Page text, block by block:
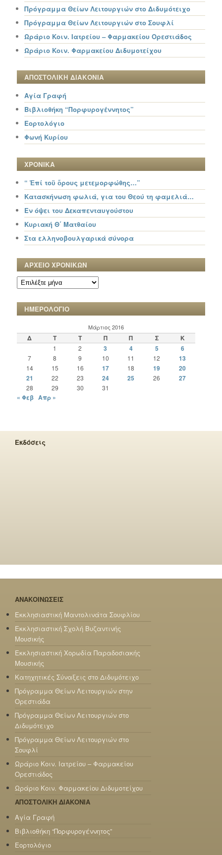
Πρόγραμμα Θείων Λειτουργιών στο Διδυμότειχο
Πρόγραμμα Θείων Λειτουργιών στο Σουφλί
Ωράριο Κοιν. Ιατρείου – Φαρμακείου Ορεστιάδος
Ωράριο Κοιν. Φαρμακείου Διδυμοτείχου
ΑΠΟΣΤΟΛΙΚΗ ΔΙΑΚΟΝΙΑ
Αγία Γραφή
Βιβλιοθήκη “Πορφυρογέννητος”
Εορτολόγιο
Φωνή Κυρίου
ΧΡΟΝΙΚΑ
“ Ἐπί τοῦ ὄρους μετεμορφώθης…”
Κατασκήνωση φωλιά, για του Θεού τη φαμελιά…
Εν όψει του Δεκαπενταυγούστου
Κυριακή Θ΄ Ματθαίου
Στα ελληνοβουλγαρικά σύνορα
ΑΡΧΕΙΟ ΧΡΟΝΙΚΩΝ
ΑΡΧΕΙΟ
ΧΡΟΝΙΚΩΝ
ΗΜΕΡΟΛΟΓΙΟ
Μάρτιος 2016
Δ Τ Τ Π Π Σ Κ
1 2 3 4 5 6
7 8 9 10 11 12 13
14 15 16 17 18 19
20
21
22 23 24 25 26 27
28 29 30 31
« Φεβ Απρ »
Εκδόσεις
ΑΝΑΚΟΙΝΩΣΕΙΣ
Εκκλησιαστική Μαντολινάτα Σουφλίου
Εκκλησιαστική Σχολή Βυζαντινής
Μουσικής
Εκκλησιαστική Χορωδία Παραδοσιακής
Μουσικής
Κατηχητικές Σύναξεις στο Διδυμότειχο
Πρόγραμμα Θείων Λειτουργιών στην
Ορεστιάδα
Πρόγραμμα Θείων Λειτουργιών στο
Διδυμότειχο
Πρόγραμμα Θείων Λειτουργιών στο
Σουφλί
Ωράριο Κοιν. Ιατρείου – Φαρμακείου
Ορεστιάδος
Ωράριο Κοιν. Φαρμακείου Διδυμοτείχου
ΑΠΟΣΤΟΛΙΚΗ ΔΙΑΚΟΝΙΑ
Αγία Γραφή
Βιβλιοθήκη “Πορφυρογέννητος”
Εορτολόγιο